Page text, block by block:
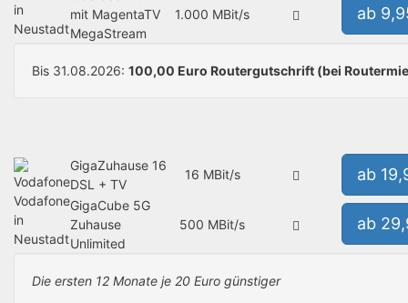
in
Neustadt
mit MagentaTV
MegaStream
1.000 MBit/s ab
Bis 31.08.2026: 100,00 Euro Routergutschrift (bei
Vodafone
in
Neustadt
GigaZuhause 16
DSL + TV
16 MBit/s ab
GigaCube 5G
Zuhause
Unlimited
500 MBit/s ab
Die ersten 12 Monate je 20 Euro günstiger